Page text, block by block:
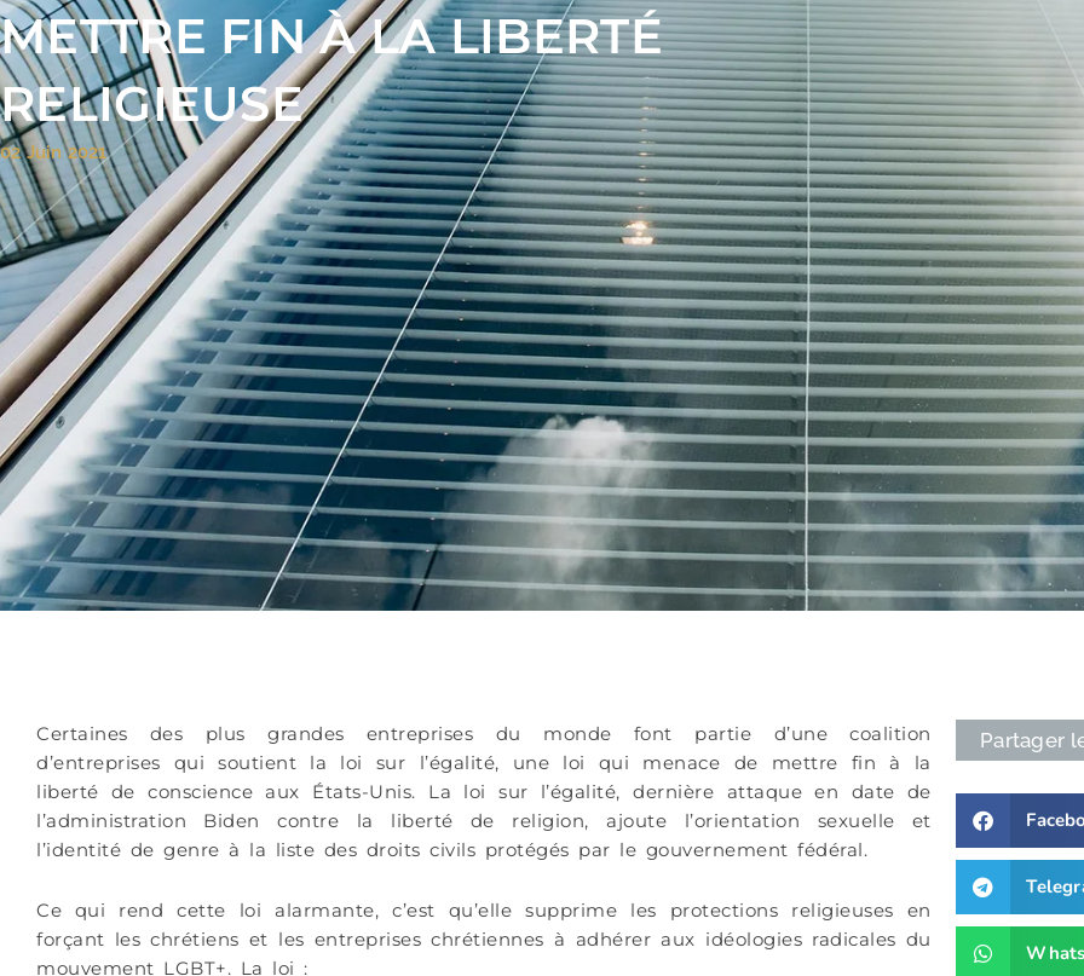
METTRE FIN À LA LIBERTÉ
RELIGIEUSE
02 Juin 2021
Certaines des plus grandes entreprises du monde font partie d’une coalition
d’entreprises qui soutient la loi sur l’égalité, une loi qui menace de mettre fin à la
liberté de conscience aux États-Unis. La loi sur l’égalité, dernière attaque en date de
l’administration Biden contre la liberté de religion, ajoute l’orientation sexuelle et
l’identité de genre à la liste des droits civils protégés par le gouvernement fédéral.
Ce qui rend cette loi alarmante, c’est qu’elle supprime les protections religieuses en
forçant les chrétiens et les entreprises chrétiennes à adhérer aux idéologies radicales du
mouvement LGBT+. La loi :
Partager